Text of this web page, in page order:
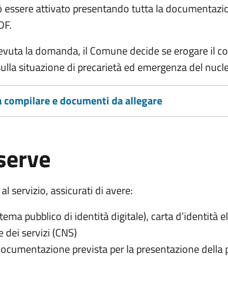
essere attivato presentando tutta la
la domanda, il Comune decide se erogare il
situazione di precarietà ed emergenza del
compilare e documenti da allegare
servizio, assicurati di avere:
pubblico di identità digitale), carta d’identità
dei servizi (CNS)
prevista per la presentazione della